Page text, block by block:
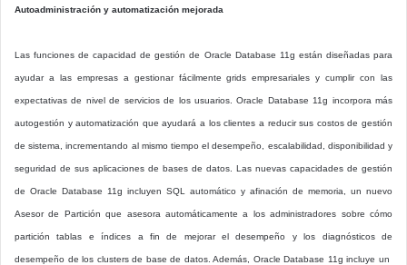
Autoadministración y automatización mejorada
Las funciones de capacidad de gestión de Oracle Database 11g están diseñadas para
ayudar a las empresas a gestionar fácilmente grids empresariales y cumplir con las
expectativas de nivel de servicios de los usuarios. Oracle Database 11g incorpora más
autogestión y automatización que ayudará a los clientes a reducir sus costos de gestión
de sistema, incrementando al mismo tiempo el desempeño, escalabilidad, disponibilidad y
seguridad de sus aplicaciones de bases de datos. Las nuevas capacidades de gestión
de Oracle Database 11g incluyen SQL automático y afinación de memoria, un nuevo
Asesor de Partición que asesora automáticamente a los administradores sobre cómo
partición tablas e índices a fin de mejorar el desempeño y los diagnósticos de
desempeño de los clusters de base de datos. Además, Oracle Database 11g incluye un